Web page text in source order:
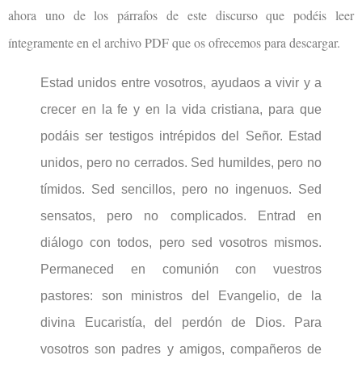
ahora uno de los párrafos de este discurso que podéis leer
íntegramente en el archivo PDF que os ofrecemos para descargar.
Estad unidos entre vosotros, ayudaos a vivir y a
crecer en la fe y en la vida cristiana, para que
podáis ser testigos intrépidos del Señor. Estad
unidos, pero no cerrados. Sed humildes, pero no
tímidos. Sed sencillos, pero no ingenuos. Sed
sensatos, pero no complicados. Entrad en
diálogo con todos, pero sed vosotros mismos.
Permaneced en comunión con vuestros
pastores: son ministros del Evangelio, de la
divina Eucaristía, del perdón de Dios. Para
vosotros son padres y amigos, compañeros de